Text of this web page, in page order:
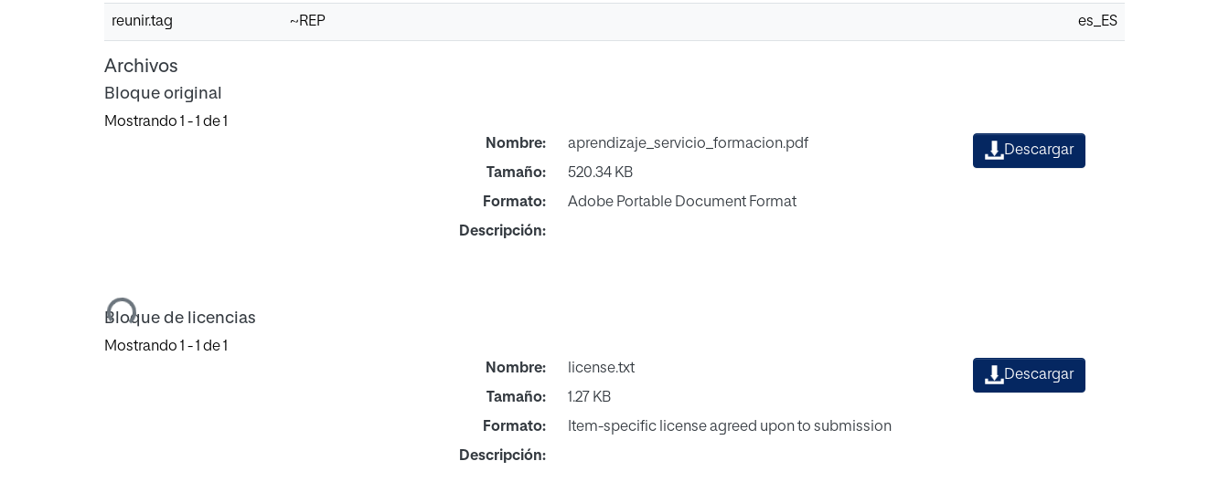
reunir.tag ~REP es_ES
Archivos
Bloque original
Mostrando 1 - 1 de 1
Cargando...
Nombre:
aprendizaje_servicio_formacion.pdf
Tamaño:
520.34 KB
Formato:
Adobe Portable Document Format
Descripción:
Descargar
Bloque de licencias
Mostrando 1 - 1 de 1
Nombre:
license.txt
Tamaño:
1.27 KB
Formato:
Item-specific license agreed upon to submission
Descripción:
Descargar